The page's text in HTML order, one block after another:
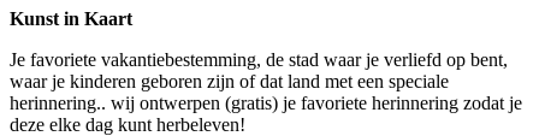
Kunst in Kaart
Je favoriete vakantiebestemming, de stad waar je verliefd op bent,
waar je kinderen geboren zijn of dat land met een speciale
herinnering.. wij ontwerpen (gratis) je favoriete herinnering zodat je
deze elke dag kunt herbeleven!